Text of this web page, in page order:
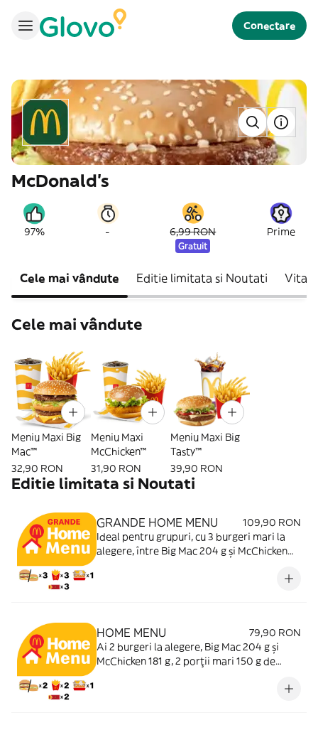
Conectare
McDonald's
97% - 6,99 RON
Gratuit
Prime
Cele mai vândute Editie limitata si Noutati‎ Vita
Cele mai vândute
Meniu Maxi Big
Mac™
32,90 RON
Meniu Maxi
McChicken™
31,90 RON
Meniu Maxi Big
Tasty™
39,90 RON
Editie limitata si Noutati‎
GRANDE HOME MENU
109,90 RON
Ideal pentru grupuri, cu 3 burgeri mari la
alegere, între Big Mac 204 g și McChicken
150 g , 9 McNuggets 161 g cu 2 sosuri 10 ml
HOME MENU
79,90 RON
Ai 2 burgeri la alegere, Big Mac 204 g și
McChicken 181 g, 2 porții mari 150 g de